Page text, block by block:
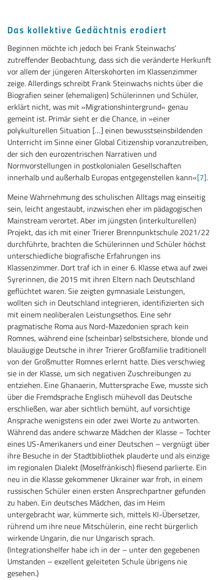
Das kollektive Gedächtnis erodiert
Beginnen möchte ich jedoch bei Frank Steinwachs‘
zutreffender Beobachtung, dass sich die veränderte Herkunft
vor allem der jüngeren Alterskohorten im Klassenzimmer
zeige. Allerdings schreibt Frank Steinwachs nichts über die
Biografien seiner (ehemaligen) Schülerinnen und Schüler,
erklärt nicht, was mit »Migrationshintergrund« genau
gemeint ist. Primär sieht er die Chance, in »einer
polykulturellen Situation […] einen bewusstseinsbildenden
Unterricht im Sinne einer Global Citizenship voranzutreiben,
der sich den eurozentrischen Narrativen und
Normvorstellungen in postkolonialen Gesellschaften
innerhalb und außerhalb Europas entgegenstellen kann«[7].
Meine Wahrnehmung des schulischen Alltags mag einseitig
sein, leicht angestaubt, inzwischen eher im pädagogischen
Mainstream verortet. Aber im jüngsten (interkulturellen)
Projekt, das ich mit einer Trierer Brennpunktschule 2021/22
durchführte, brachten die Schülerinnen und Schüler höchst
unterschiedliche biografische Erfahrungen ins
Klassenzimmer. Dort traf ich in einer 6. Klasse etwa auf zwei
Syrerinnen, die 2015 mit ihren Eltern nach Deutschland
geflüchtet waren. Sie zeigten gymnasiale Leistungen,
wollten sich in Deutschland integrieren, identifizierten sich
mit einem neoliberalen Leistungsethos. Eine sehr
pragmatische Roma aus Nord-Mazedonien sprach kein
Romnes, während eine (scheinbar) selbstsichere, blonde und
blauäugige Deutsche in ihrer Trierer Großfamilie traditionell
von der Großmutter Romnes erlernt hatte. Dies verschwieg
sie in der Klasse, um sich negativen Zuschreibungen zu
entziehen. Eine Ghanaerin, Muttersprache Ewe, musste sich
über die Fremdsprache Englisch mühevoll das Deutsche
erschließen, war aber sichtlich bemüht, auf vorsichtige
Ansprache wenigstens ein oder zwei Worte zu antworten.
Während das andere schwarze Mädchen der Klasse – Tochter
eines US-Amerikaners und einer Deutschen – vergnügt über
ihre Besuche in der Stadtbibliothek plauderte und als einzige
im regionalen Dialekt (Moselfränkisch) fliesend parlierte. Ein
neu in die Klasse gekommener Ukrainer war froh, in einem
russischen Schüler einen ersten Ansprechpartner gefunden
zu haben. Ein deutsches Mädchen, das im Heim
untergebracht war, kümmerte sich, mittels KI-Übersetzer,
rührend um ihre neue Mitschülerin, eine recht bürgerlich
wirkende Ungarin, die nur Ungarisch sprach.
(Integrationshelfer habe ich in der – unter den gegebenen
Umstanden – exzellent geleiteten Schule übrigens nie
gesehen.)